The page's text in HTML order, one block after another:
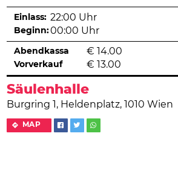
Säulenhalle
Burgring 1, Heldenplatz, 1010 Wien
MAP
Einlass: 22:00 Uhr
Beginn:00:00 Uhr
Abendkassa € 14.00
Vorverkauf € 13.00